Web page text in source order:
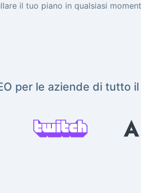
il tuo piano in qualsiasi
per le aziende di tutto